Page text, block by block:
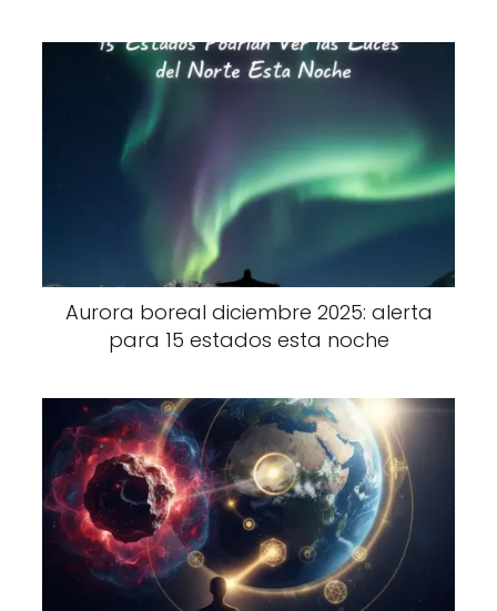
Aurora boreal diciembre 2025: alerta
para 15 estados esta noche